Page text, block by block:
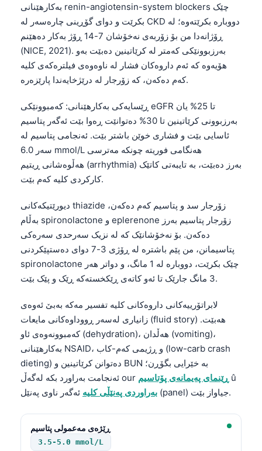
بەکارهێنانی renin-angiotensin-system blockers چێک
بکرێت و دوای گۆڕینی چارەسەر لە CKD دووبارە بکرێتەوە؛ لە
ڕۆژانەدا من بۆ زۆربەی نەخۆشان 7-14 ڕۆژ بەکار دەهێنم
(NICE, 2021). بەرزبوونێکی کەمتر لە کرێاتینین دەبێت بەو
هۆیەوە کە ئەم داروەکان فشار لە ناوەوەی فیلترەکەی کلیە
کەم دەکەن، کە زۆرجار لە درێژخایەندا پارێزەرە.
ڕێسایەکی بەکارهێنانی: کەمبوونێکی eGFR تا 25% یان
بەرزبوونی کرێاتینین تا 30% دەتوانێت ڕەوا بێت ئەگەر پتاسیم
ئاسایی بێت و فشاری خوێن باشتر بێت. ئەنجامی پتاسیم لە
سەر 6.0 mmol/L هەنگامی فوریتە چونکە مەترسی
هەڵوەشانی ڕیتیم (arrhythmia) بەرز دەبێت، بە تایبەتی کاتێک
کارکردی کلیە کەم بێت.
دیورێتیکەکانی thiazide زۆرجار سد و پتاسیم کەم دەکەن،
بەڵام spironolactone و eplerenone زۆرجار پتاسیم بەرز
دەکەن. بۆ نەخۆشانێک کە لە نزیک سەرحدی سەرەکی
پتاسیمانن، من پێم باشترە لە ڕۆژی 3-7 دوای دەستپێکردنی
spironolactone چێک بکرێت، دووبارە لە 1 مانگ، و دواتر هەر
3 مانگ جارێک تا ئەو کاتەی ڕێکخستەکە ڕێک و پێک بێت.
لابراتۆرییەکانی داروەکانی کلیە تفسیر مەکە بەبێ ئەوەی
زانیاری لەسەر ڕووداوەکانی مایعات (fluid story) هەبێت.
کەمبوونەوەی ئاو (dehydration)، هەڵدان (vomiting)،
بەکارهێنانی NSAID، و ڕژیمی کەم-کاب (low-carb crash
dieting) دەتوانن کرێاتینین و BUN بە خێرایی بگۆڕن؛
ئەنجامت بەراورد بکە لەگەڵ our ڕێنمای پەیمانەی پۆتاسیم û
بەراوردی پەنێڵی کلیە
ئەگەر ناوی پەنێل (panel) جیاواز بێت.
ڕێژەی مەعمولی پتاسیم
3.5-5.0 mmol/L